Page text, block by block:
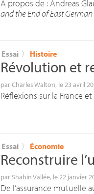
À propos de : Andreas
and the End of East
Essai 〉 Histoire
Révolution et
parCharles Walton, le 23 avril
Réflexions sur la France et
Essai 〉 Économie
Reconstruire
par Shahin Vallée, le 22 janvier
De l’assurance mutuelle